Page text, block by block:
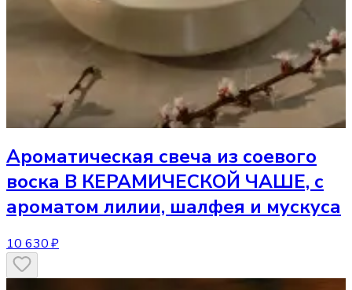
Ароматическая свеча из соевого
воска В КЕРАМИЧЕСКОЙ ЧАШЕ, с
ароматом лилии, шалфея и мускуса
10 630 ₽